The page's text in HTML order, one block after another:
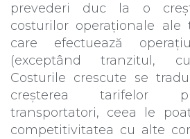
prevederi duc la o
costurilor operaționale ale
care efectuează
(exceptând tranzitul,
Costurile crescute se
creșterea tarifelor
transportatori, ceea le
competitivitatea cu alte